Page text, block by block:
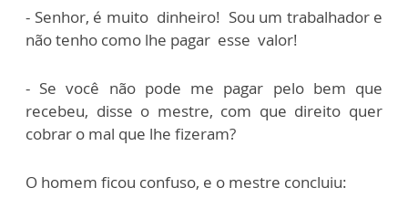
- Senhor, é muito dinheiro! Sou um trabalhador e
não tenho como lhe pagar esse valor!
- Se você não pode me pagar pelo bem que
recebeu, disse o mestre, com que direito quer
cobrar o mal que lhe fizeram?
O homem ficou confuso, e o mestre concluiu: